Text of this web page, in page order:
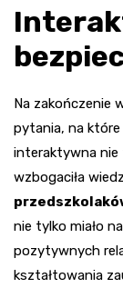
Na zakończenie
pytania, na
interaktywna nie
wzbogaciła
nie tylko miało
pozytywnych
kształtowania